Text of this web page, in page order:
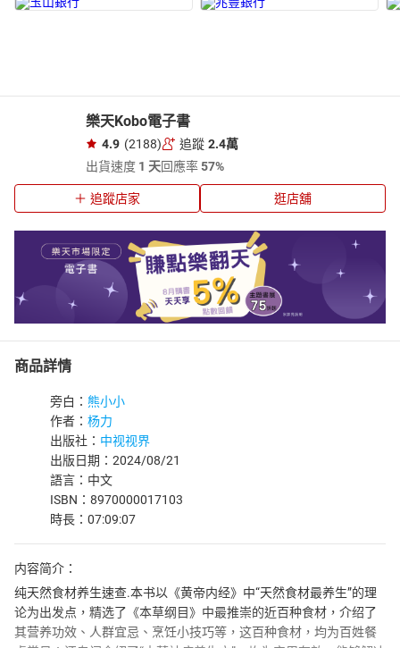
樂天Kobo電子書
4.9 (2188) 追蹤 2.4萬
出貨速度 1 天回應率57%
追蹤店家 逛店舖
商品詳情
旁白： 熊小小
作者： 杨力
出版社： 中视视界
出版日期：2024/08/21
語言：中文
ISBN：8970000017103
時長：07:09:07
内容简介：
纯天然食材养生速查.本书以《黄帝内经》中“天然食材最养生”的理
论为出发点，精选了《本草纲目》中最推崇的近百种食材，介绍了
其营养功效、人群宜忌、烹饪小技巧等，这百种食材，均为百姓餐